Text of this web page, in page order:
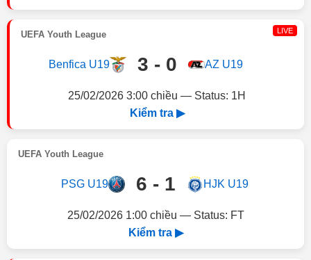
UEFA Youth League LIVE
Benfica U19 3 - 0 AZ U19
25/02/2026 3:00 chiều — Status: 1H
Kiểm tra ▶
UEFA Youth League
PSG U19 6 - 1 HJK U19
25/02/2026 1:00 chiều — Status: FT
Kiểm tra ▶